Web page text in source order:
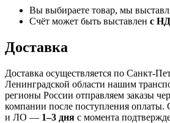
Вы выбираете товар, мы
Счёт может быть выставлен с
Доставка
Доставка осуществляется по Санкт-
Ленинградской области нашим
регионы России отправляем заказы
компании после поступления
и ЛО — 1–3 дня с момента